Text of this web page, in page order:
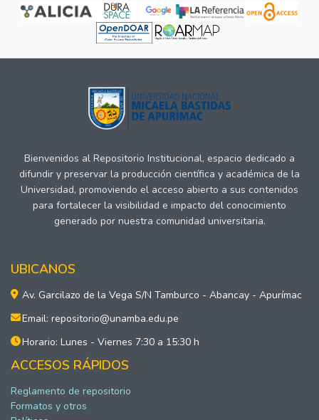
Bienvenidos al Repositorio Institucional, espacio dedicado a
difundir y preservar la producción científica y académica de la
Universidad, promoviendo el acceso abierto a sus contenidos
para fortalecer la visibilidad e impacto del conocimiento
generado por nuestra comunidad universitaria.
UBICANOS
Av. Garcilazo de la Vega S/N Tamburco - Abancay - Apurímac
Email: repositorio@unamba.edu.pe
Horario: Lunes - Viernes 7:30 a 15:30 h
ACCESOS RÁPIDOS
Reglamento de repositorio
Formatos y otros